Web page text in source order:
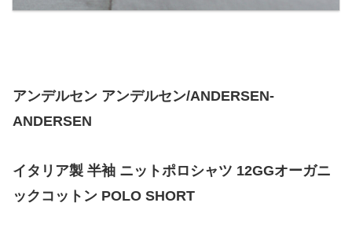
アンデルセン アンデルセン/ANDERSEN-
ANDERSEN
イタリア製 半袖 ニットポロシャツ 12GGオーガニ
ックコットン POLO SHORT